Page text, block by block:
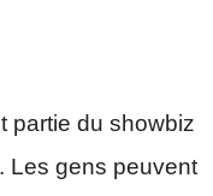
partie du showbiz
Les gens peuvent